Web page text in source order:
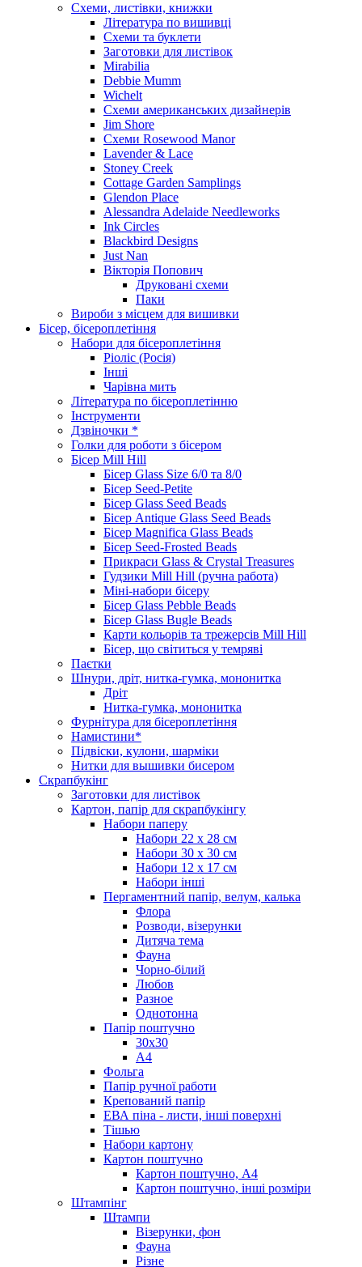
Схеми, листівки, книжки
Література по вишивці
Схеми та буклети
Заготовки для листівок
Mirabilia
Debbie Mumm
Wichelt
Схеми американських дизайнерів
Jim Shore
Cхеми Rosewood Manor
Lavender & Lace
Stoney Creek
Cottage Garden Samplings
Glendon Place
Alessandra Adelaide Needleworks
Ink Circles
Blackbird Designs
Just Nan
Вікторія Попович
Друковані схеми
Паки
Вироби з місцем для вишивки
Бісер, бісероплетіння
Набори для бісероплетіння
Ріоліс (Росія)
Інші
Чарівна мить
Література по бісероплетінню
Інструменти
Дзвіночки *
Голки для роботи з бісером
Бісер Mill Hill
Бісер Glass Size 6/0 та 8/0
Бісер Seed-Petite
Бісер Glass Seed Beads
Бісер Antique Glass Seed Beads
Бісер Magnifica Glass Beads
Бісер Seed-Frosted Beads
Прикраси Glass & Crystal Treasures
Гудзики Mill Hill (ручна работа)
Міні-набори бісеру
Бісер Glass Pebble Beads
Бісер Glass Bugle Beads
Карти кольорів та трежерсів Mill Hill
Бісер, що світиться у темряві
Паєтки
Шнури, дріт, нитка-гумка, мононитка
Дріт
Нитка-гумка, мононитка
Фурнітура для бісероплетіння
Намистини*
Підвіски, кулони, шарміки
Нитки для вышивки бисером
Скрапбукінг
Заготовки для листівок
Картон, папір для скрапбукінгу
Набори паперу
Набори 22 х 28 см
Набори 30 х 30 см
Набори 12 х 17 см
Набори інші
Пергаментний папір, велум, калька
Флора
Розводи, візерунки
Дитяча тема
Фауна
Чорно-білий
Любов
Разное
Однотонна
Папір поштучно
30х30
А4
Фольга
Папір ручної работи
Крепований папір
ЕВА піна - листи, інші поверхні
Тішью
Набори картону
Картон поштучно
Картон поштучно, А4
Картон поштучно, інші розміри
Штампінг
Штампи
Візерунки, фон
Фауна
Різне